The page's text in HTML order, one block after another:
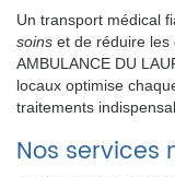
Un transport médical
soins et de réduire les
AMBULANCE DU
locaux optimise
traitements
Nos services